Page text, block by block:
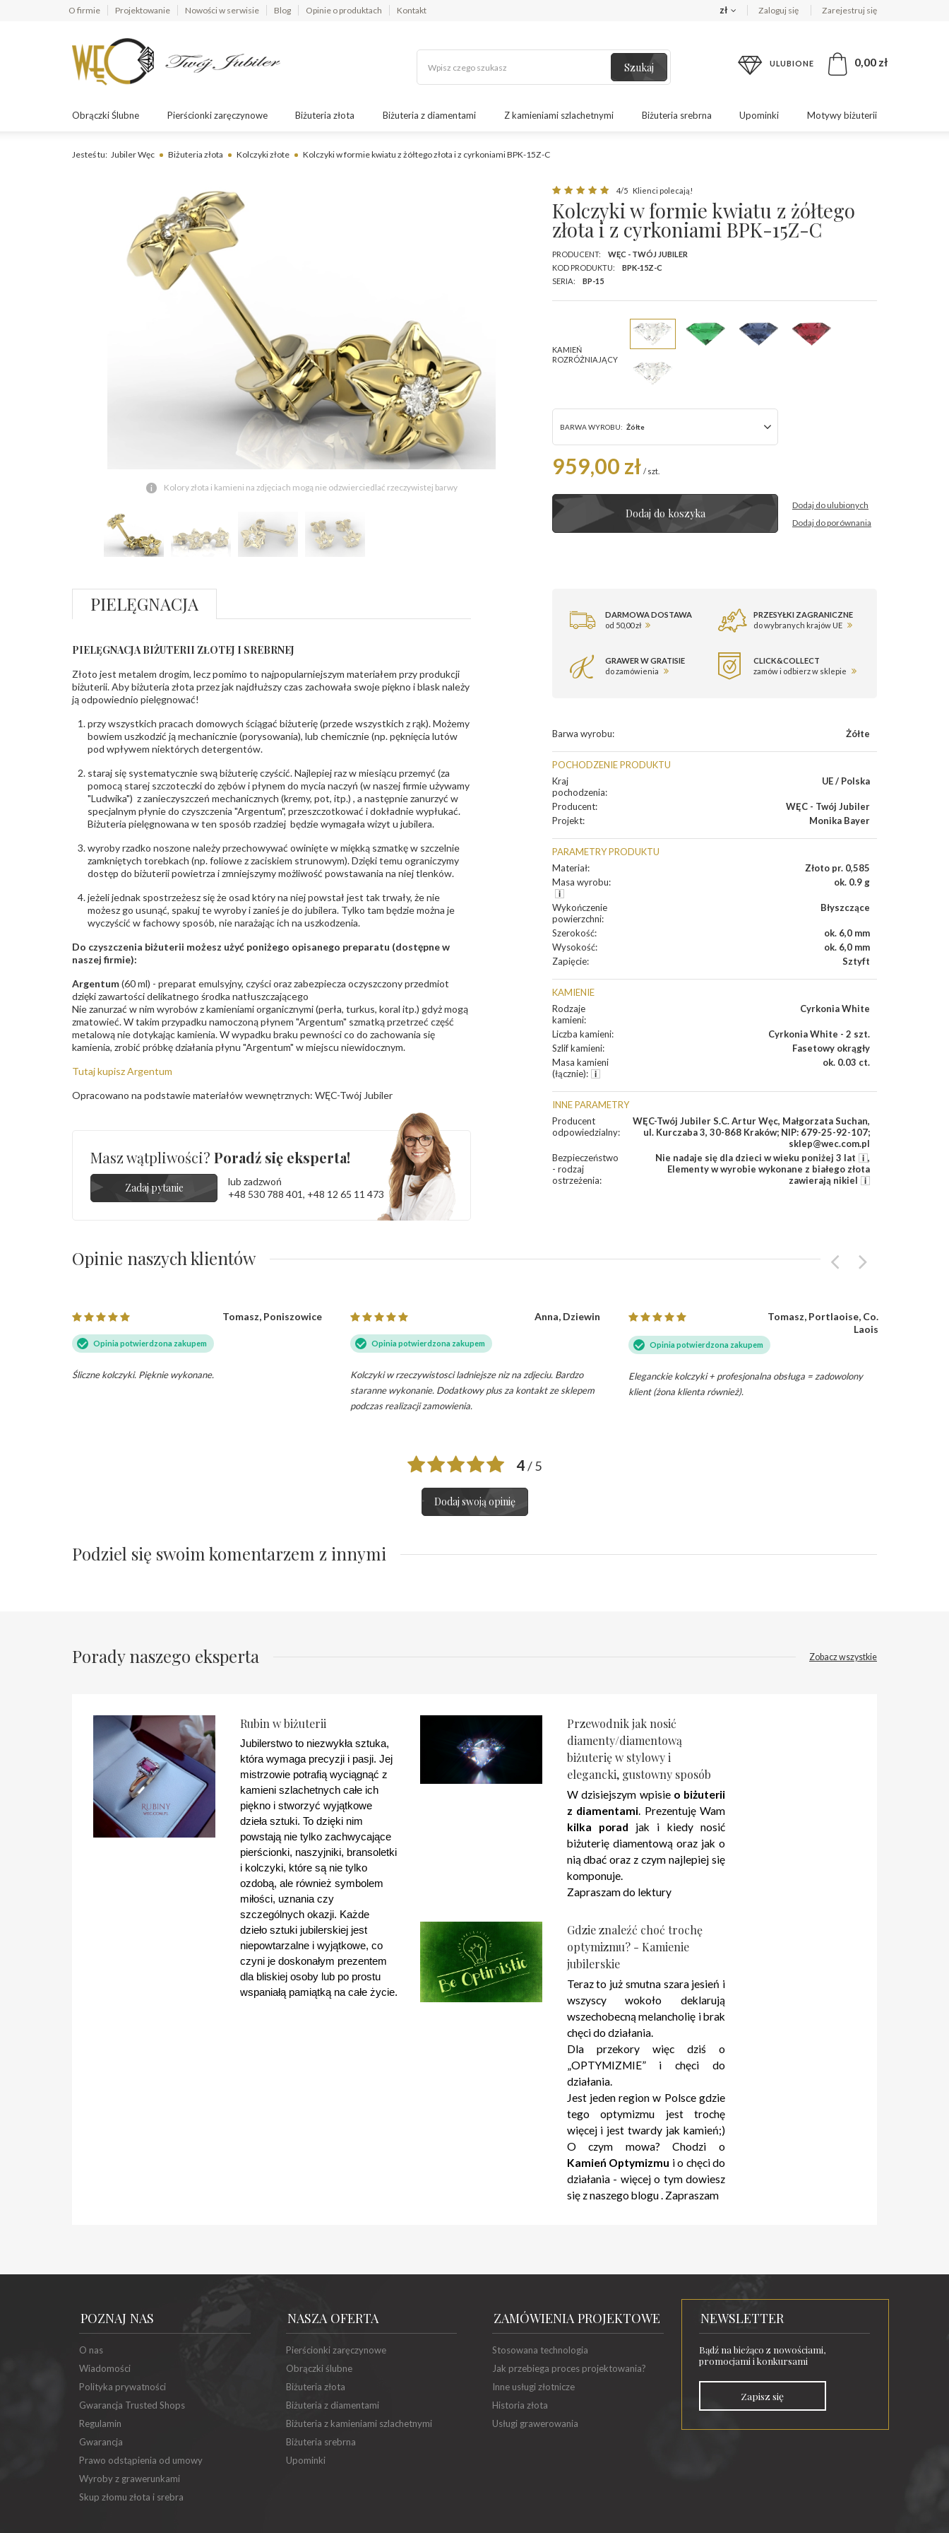
O firmie Projektowanie Nowości w serwisie Blog Opinie o produktach Kontakt zł Zaloguj się Zarejestruj się
Szukaj ULUBIONE 0,00 zł
Obrączki Ślubne Pierścionki zaręczynowe Biżuteria złota Biżuteria z diamentami Z kamieniami szlachetnymi Biżuteria srebrna Upominki Motywy biżuterii
Jesteś tu: Jubiler Węc Biżuteria złota Kolczyki złote Kolczyki w formie kwiatu z żółtego złota i z cyrkoniami BPK-15Z-C
Kolory złota i kamieni na zdjęciach mogą nie odzwierciedlać rzeczywistej barwy
4/5 Klienci polecają!
Kolczyki w formie kwiatu z żółtego
złota i z cyrkoniami BPK-15Z-C
PRODUCENT:
WĘC - TWÓJ JUBILER
KOD PRODUKTU:
BPK-15Z-C
SERIA:
BP-15
KAMIEŃ
ROZRÓŻNIAJĄCY
BARWA WYROBU: Żółte
959,00 zł / szt.
Dodaj do koszyka
Dodaj do ulubionych
Dodaj do porównania
DARMOWA DOSTAWA
od 50,00 zł
PRZESYŁKI ZAGRANICZNE
do wybranych krajów UE
GRAWER W GRATISIE
do zamówienia
CLICK&COLLECT
zamów i odbierz w sklepie
Barwa wyrobu: Żółte
POCHODZENIE PRODUKTU
Kraj
pochodzenia:
UE / Polska
Producent:
WĘC - Twój Jubiler
Projekt: Monika Bayer
PARAMETRY PRODUKTU
Materiał:
Złoto pr. 0,585
Masa wyrobu: ok. 0.9 g
Wykończenie
powierzchni:
Błyszczące
Szerokość:
ok. 6,0 mm
Wysokość:
ok. 6,0 mm
Zapięcie: Sztyft
KAMIENIE
Rodzaje
kamieni:
Cyrkonia White
Liczba kamieni:
Cyrkonia White - 2 szt.
Szlif kamieni:
Fasetowy okrągły
Masa kamieni
(łącznie):
ok. 0.03 ct.
INNE PARAMETRY
Producent
odpowiedzialny:
WĘC-Twój Jubiler S.C. Artur Węc, Małgorzata Suchan,
ul. Kurczaba 3, 30-868 Kraków; NIP: 679-25-92-107;
sklep@wec.com.pl
Bezpieczeństwo
- rodzaj
ostrzeżenia:
Nie nadaje się dla dzieci w wieku poniżej 3 lat
,
Elementy w wyrobie wykonane z białego złota
zawierają nikiel
PIELĘGNACJA
PIELĘGNACJA BIŻUTERII ZŁOTEJ I SREBRNEJ
Złoto jest metalem drogim, lecz pomimo to najpopularniejszym materiałem przy produkcji
biżuterii. Aby biżuteria złota przez jak najdłuższy czas zachowała swoje piękno i blask należy
ją odpowiednio pielęgnować!
przy wszystkich pracach domowych ściągać biżuterię (przede wszystkich z rąk). Możemy
bowiem uszkodzić ją mechanicznie (porysowania), lub chemicznie (np. pęknięcia lutów
pod wpływem niektórych detergentów.
staraj się systematycznie swą biżuterię czyścić. Najlepiej raz w miesiącu przemyć (za
pomocą starej szczoteczki do zębów i płynem do mycia naczyń (w naszej firmie używamy
"Ludwika") z zanieczyszczeń mechanicznych (kremy, pot, itp.) , a następnie zanurzyć w
specjalnym płynie do czyszczenia "Argentum", przeszczotkować i dokładnie wypłukać.
Biżuteria pielęgnowana w ten sposób rzadziej będzie wymagała wizyt u jubilera.
wyroby rzadko noszone należy przechowywać owinięte w miękką szmatkę w szczelnie
zamkniętych torebkach (np. foliowe z zaciskiem strunowym). Dzięki temu ograniczymy
dostęp do biżuterii powietrza i zmniejszymy możliwość powstawania na niej tlenków.
jeżeli jednak spostrzeżesz się że osad który na niej powstał jest tak trwały, że nie
możesz go usunąć, spakuj te wyroby i zanieś je do jubilera. Tylko tam będzie można je
wyczyścić w fachowy sposób, nie narażając ich na uszkodzenia.
Do czyszczenia biżuterii możesz użyć poniżego opisanego preparatu (dostępne w
naszej firmie):
Argentum(60 ml) - preparat emulsyjny, czyści oraz zabezpiecza oczyszczony przedmiot
dzięki zawartości delikatnego środka natłuszczającego
Nie zanurzać w nim wyrobów z kamieniami organicznymi (perła, turkus, koral itp.) gdyż mogą
zmatowieć. W takim przypadku namoczoną płynem "Argentum" szmatką przetrzeć część
metalową nie dotykając kamienia. W wypadku braku pewności co do zachowania się
kamienia, zrobić próbkę działania płynu "Argentum" w miejscu niewidocznym.
Tutaj kupisz Argentum
Opracowano na podstawie materiałów wewnętrznych: WĘC-Twój Jubiler
Masz wątpliwości? Poradź się eksperta!
Zadaj pytanie
lub zadzwoń
+48 530 788 401, +48 12 65 11 473
Opinie naszych klientów
Tomasz, Poniszowice
Opinia potwierdzona zakupem
Śliczne kolczyki. Pięknie wykonane.
Anna, Dziewin
Opinia potwierdzona zakupem
Kolczyki w rzeczywistosci ladniejsze niz na zdjeciu. Bardzo
staranne wykonanie. Dodatkowy plus za kontakt ze sklepem
podczas realizacji zamowienia.
Tomasz, Portlaoise, Co.
Laois
Opinia potwierdzona zakupem
Eleganckie kolczyki + profesjonalna obsługa = zadowolony
klient (żona klienta również).
4/ 5
Dodaj swoją opinię
Podziel się swoim komentarzem z innymi
Porady naszego eksperta Zobacz wszystkie
Rubin w biżuterii
Jubilerstwo to niezwykła sztuka,
która wymaga precyzji i pasji. Jej
mistrzowie potrafią wyciągnąć z
kamieni szlachetnych całe ich
piękno i stworzyć wyjątkowe
dzieła sztuki. To dzięki nim
powstają nie tylko zachwycające
pierścionki, naszyjniki, bransoletki
i kolczyki, które są nie tylko
ozdobą, ale również symbolem
miłości, uznania czy
szczególnych okazji. Każde
dzieło sztuki jubilerskiej jest
niepowtarzalne i wyjątkowe, co
czyni je doskonałym prezentem
dla bliskiej osoby lub po prostu
wspaniałą pamiątką na całe życie.
Przewodnik jak nosić
diamenty/diamentową
biżuterię w stylowy i
elegancki, gustowny sposób
W dzisiejszym wpisie o biżuterii
z diamentami. Prezentuję Wam
kilka porad jak i kiedy nosić
biżuterię diamentową oraz jak o
nią dbać oraz z czym najlepiej się
komponuje.
Zapraszam do lektury
Gdzie znaleźć choć trochę
optymizmu? - Kamienie
jubilerskie
Teraz to już smutna szara jesień i
wszyscy wokoło deklarują
wszechobecną melancholię i brak
chęci do działania.
Dla przekory więc dziś o
„OPTYMIZMIE” i chęci do
działania.
Jest jeden region w Polsce gdzie
tego optymizmu jest trochę
więcej i jest twardy jak kamień;)
O czym mowa? Chodzi o
Kamień Optymizmu i o chęci do
działania - więcej o tym dowiesz
się z naszego blogu . Zapraszam
POZNAJ NAS
O nas
Wiadomości
Polityka prywatności
Gwarancja Trusted Shops
Regulamin
Gwarancja
Prawo odstąpienia od umowy
Wyroby z grawerunkami
Skup złomu złota i srebra
NASZA OFERTA
Pierścionki zaręczynowe
Obrączki ślubne
Biżuteria złota
Biżuteria z diamentami
Biżuteria z kamieniami szlachetnymi
Biżuteria srebrna
Upominki
ZAMÓWIENIA PROJEKTOWE
Stosowana technologia
Jak przebiega proces projektowania?
Inne usługi złotnicze
Historia złota
Usługi grawerowania
NEWSLETTER
Bądź na bieżąco z nowościami,
promocjami i konkursami
Zapisz się